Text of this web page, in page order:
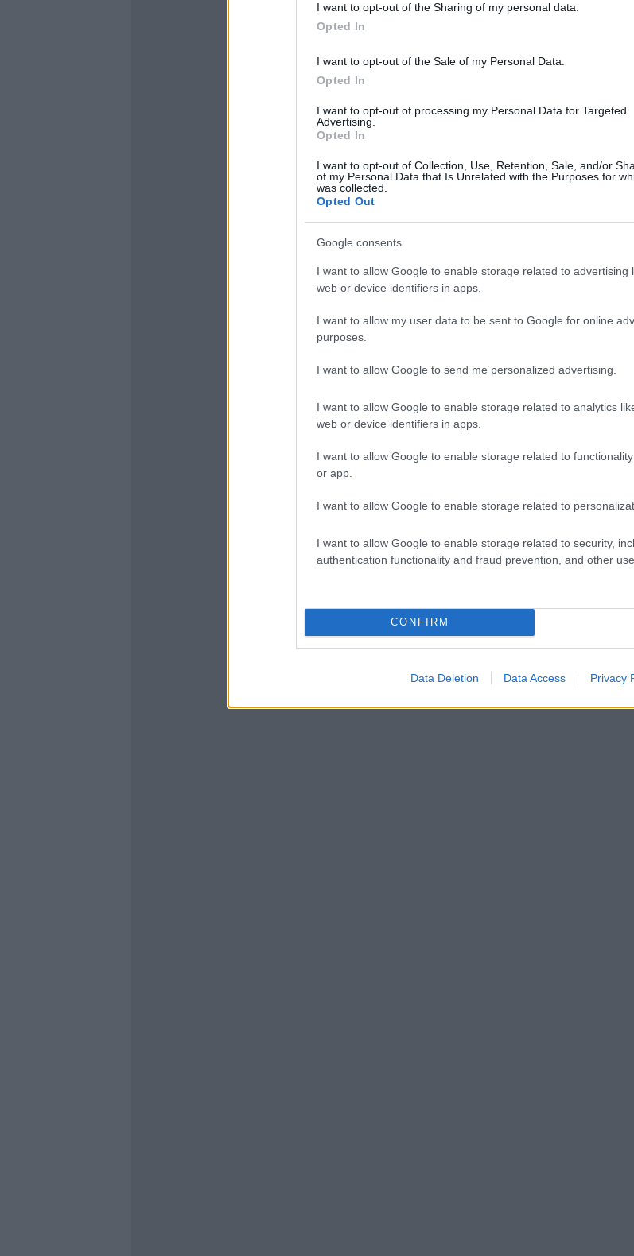
I want to opt-out of the Sharing of my personal data.
Opted In
I want to opt-out of the Sale of my Personal Data.
Opted In
I want to opt-out of processing my Personal Data for Targeted
Advertising.
Opted In
I want to opt-out of Collection, Use, Retention, Sale, and/or
of my Personal Data that Is Unrelated with the Purposes for
was collected.
Opted Out
Google consents
I want to allow Google to enable storage related to advertising
web or device identifiers in apps.
I want to allow my user data to be sent to Google for online
purposes.
I want to allow Google to send me personalized advertising.
I want to allow Google to enable storage related to analytics
web or device identifiers in apps.
I want to allow Google to enable storage related to
or app.
I want to allow Google to enable storage related to
I want to allow Google to enable storage related to security,
authentication functionality and fraud prevention, and other
CONFIRM
Data Deletion Data Access Privacy